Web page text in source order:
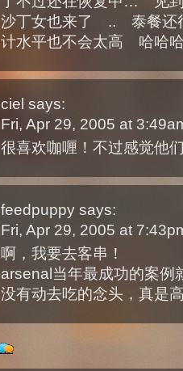
沙丁女也来了 .. 泰餐还
计水平也不会太高 哈哈
ciel says:
Fri, Apr 29, 2005 at
很喜欢咖喱！不过感觉他
feedpuppy says:
Fri, Apr 29, 2005 at
啊，我要去客串！
arsenal当年最成功的案例
没有动去吃的念头，真是